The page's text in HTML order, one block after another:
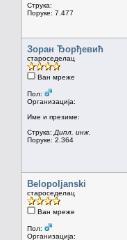
Струка:
Поруке: 7.477
Зоран Ђорђевић
староседелац
Ван мреже
Пол:
Организација:
Име и презиме:
Струка: Дипл. инж.
Поруке: 2.364
Belopoljanski
староседелац
Ван мреже
Пол:
Организација: